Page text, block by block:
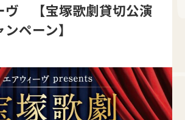
ヴ 【宝塚歌劇貸切公演
ペーン】